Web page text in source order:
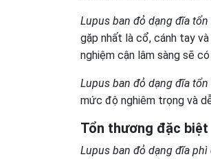
Lupus ban đỏ dạng đĩa
gặp nhất là cổ, cánh tay
nghiệm cận lâm sàng sẽ
Lupus ban đỏ dạng đĩa
mức độ nghiêm trọng và
Tổn thương đặc biệt
Lupus ban đỏ dạng đĩa phì